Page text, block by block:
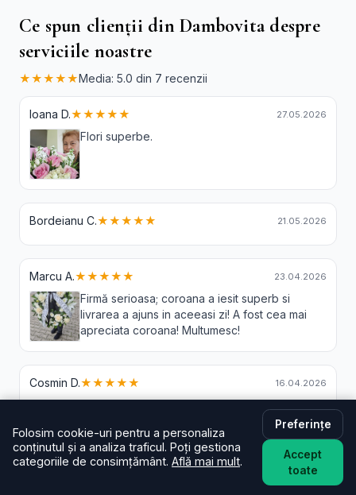
Ce spun clienții din Dambovita despre
serviciile noastre
★★★★★Media: 5.0 din 7 recenzii
Ioana D.★★★★★ 27.05.2026
Flori superbe.
Bordeianu C.★★★★★ 21.05.2026
Marcu A.★★★★★ 23.04.2026
Firmă serioasa; coroana a iesit superb si
livrarea a ajuns in aceeasi zi! A fost cea mai
apreciata coroana! Multumesc!
Cosmin D.★★★★★ 16.04.2026
Radu I. ★★★★★ 27.03.2026
Buchetul primit a fost peste așteptări! Culori superbe,
Folosim cookie-uri pentru a personaliza
conținutul și a analiza traficul. Poți gestiona
categoriile de consimțământ. Află mai mult.
Preferințe
Accept
toate